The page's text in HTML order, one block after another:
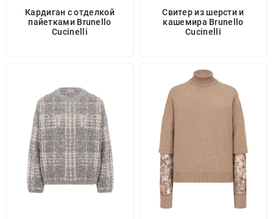
Кардиган с отделкой
пайетками Brunello
Cucinelli
Свитер из шерсти и
кашемира Brunello
Cucinelli